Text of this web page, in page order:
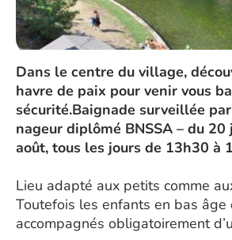
Dans le centre du village,
havre de paix pour venir vous
sécurité.Baignade surveillée
nageur diplômé BNSSA – du
août, tous les jours de 13h30 à
Lieu adapté aux petits comme
Toutefois les enfants en bas âge
accompagnés obligatoirement